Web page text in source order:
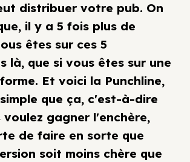
distribuer votre pub. On
il y a 5 fois plus de
êtes sur ces 5
là, que si vous êtes sur une
Et voici la Punchline,
que ça, c'est-à-dire
voulez gagner l'enchère,
de faire en sorte que
soit moins chère que